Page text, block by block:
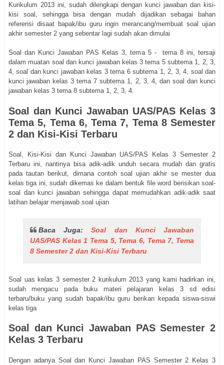
Kurikulum 2013 ini, sudah dilengkapi dengan kunci jawaban dan kisi-
kisi soal, sehingga bisa dengan mudah dijadikan sebagai bahan
referensi disaat bapak/ibu guru ingin merancang/membuat soal ujian
akhir semester 2 yang sebentar lagi sudah akan dimulai
Soal dan Kunci Jawaban PAS Kelas 3, tema 5 - tema 8 ini, tersaji
dalam muatan soal dan kunci jawaban kelas 3 tema 5 subtema 1, 2, 3,
4, soal dan kunci jawaban kelas 3 tema 6 subtema 1, 2, 3, 4, soal dan
kunci jawaban kelas 3 tema 7 subtema 1, 2, 3, 4, dan soal dan kunci
jawaban kelas 3 tema 8 subtema 1, 2, 3, 4.
Soal dan Kunci Jawaban UAS/PAS Kelas 3
Tema 5, Tema 6, Tema 7, Tema 8 Semester
2 dan Kisi-Kisi Terbaru
Soal, Kisi-Kisi dan Kunci Jawaban UAS/PAS Kelas 3 Semester 2
Terbaru ini, nantinya bisa adik-adik unduh secara mudah dan gratis
pada tautan berikut, dimana contoh soal ujian akhir se mester dua
kelas tiga ini, sudah dikemas ke dalam bentuk file word berisikan soal-
soal dan kunci jawaban sehingga dapat memudahkan adik-adik saat
latihan belajar menjawab soal ujian
Baca Juga:
Soal dan Kunci Jawaban
UAS/PAS Kelas 1 Tema 5, Tema 6, Tema 7, Tema
8 Semester 2 dan Kisi-Kisi Terbaru
Soal uas kelas 3 semester 2 kurikulum 2013 yang kami hadirkan ini,
sudah mengacu pada buku materi pelajaran kelas 3 sd edisi
terbaru/buku yang sudah bapak/ibu guru berikan kepada siswa-siswi
kelas tiga
Soal dan Kunci Jawaban PAS Semester 2
Kelas 3 Terbaru
Dengan adanya Soal dan Kunci Jawaban PAS Semester 2 Kelas 3